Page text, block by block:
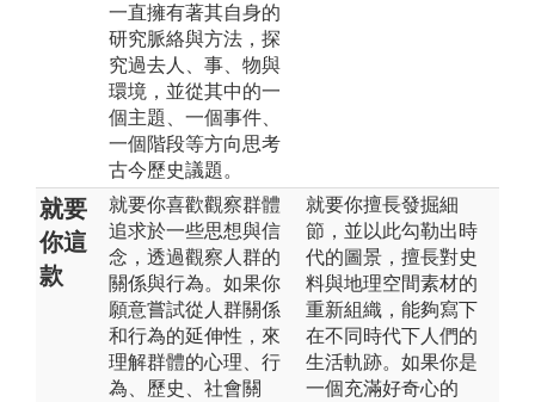
一直擁有著其自身的
研究脈絡與方法，探
究過去人、事、物與
環境，並從其中的一
個主題、一個事件、
一個階段等方向思考
古今歷史議題。
就要
你這
款
就要你喜歡觀察群體
追求於一些思想與信
念，透過觀察人群的
關係與行為。如果你
願意嘗試從人群關係
和行為的延伸性，來
理解群體的心理、行
為、歷史、社會關
就要你擅長發掘細
節，並以此勾勒出時
代的圖景，擅長對史
料與地理空間素材的
重新組織，能夠寫下
在不同時代下人們的
生活軌跡。如果你是
一個充滿好奇心的